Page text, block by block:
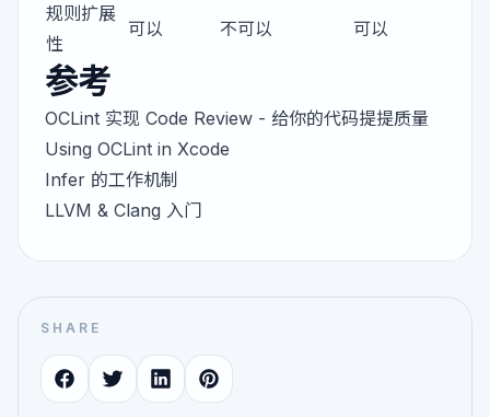
规则扩展
性
可以 不可以 可以
参考
OCLint 实现 Code Review - 给你的代码提提质量
Using OCLint in Xcode
Infer 的工作机制
LLVM & Clang 入门
SHARE